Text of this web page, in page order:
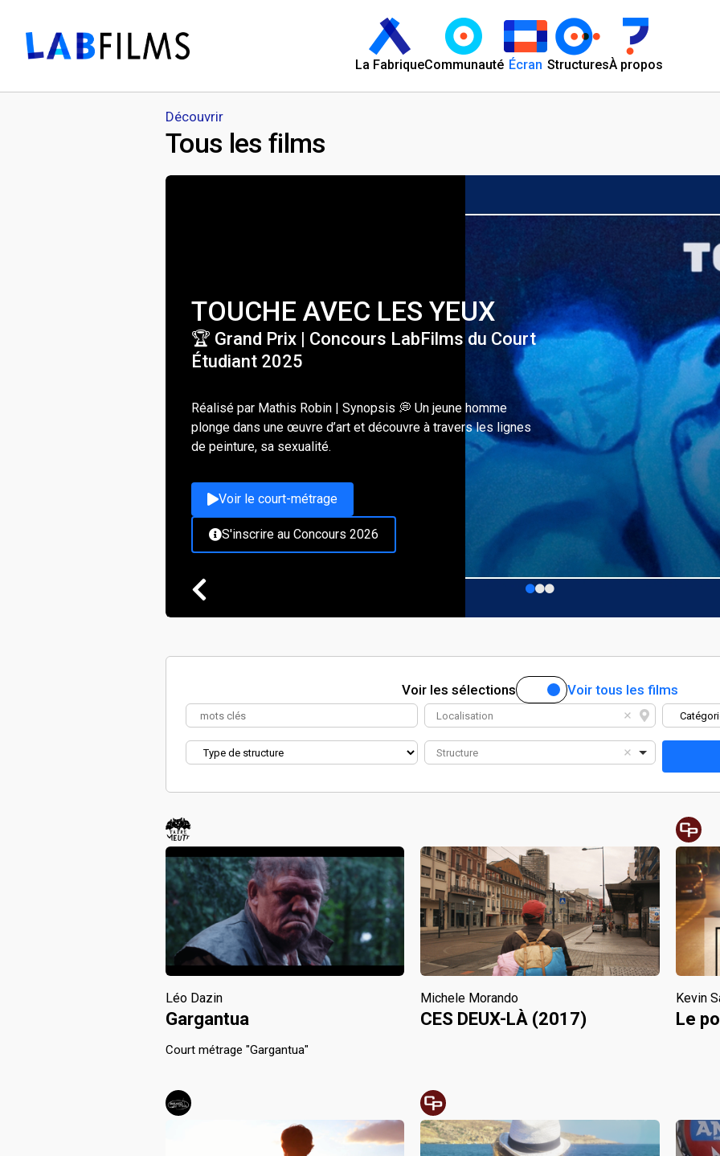
La FabriqueCommunauté Écran StructuresÀ propos
Découvrir
Tous les films
TOUCHE AVEC LES YEUX
🏆 Grand Prix | Concours LabFilms du Court
Étudiant 2025
Réalisé par Mathis Robin | Synopsis 💭 Un jeune homme
plonge dans une œuvre d’art et découvre à travers les lignes
de peinture, sa sexualité.
Voir le court-métrage
S'inscrire au Concours 2026
Voir les sélections Voir tous les films
Localisation
Structure
Léo Dazin
Gargantua
Court métrage "Gargantua"
Michele Morando
CES DEUX-LÀ (2017)
Kevin
Le